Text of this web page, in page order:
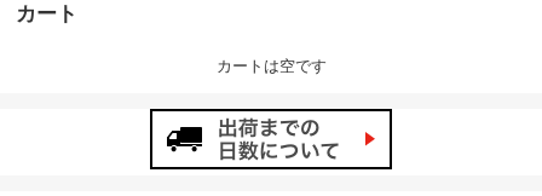
カート
カートは空です